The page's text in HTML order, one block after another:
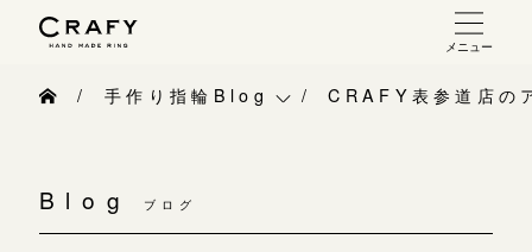
メニュー
指輪制作の流れ
Blog ブログ
手作り指輪Blog
手作り指輪作品集
CRAFY表参道店の
10:00～18:00 /年中無休
年末年始は除く